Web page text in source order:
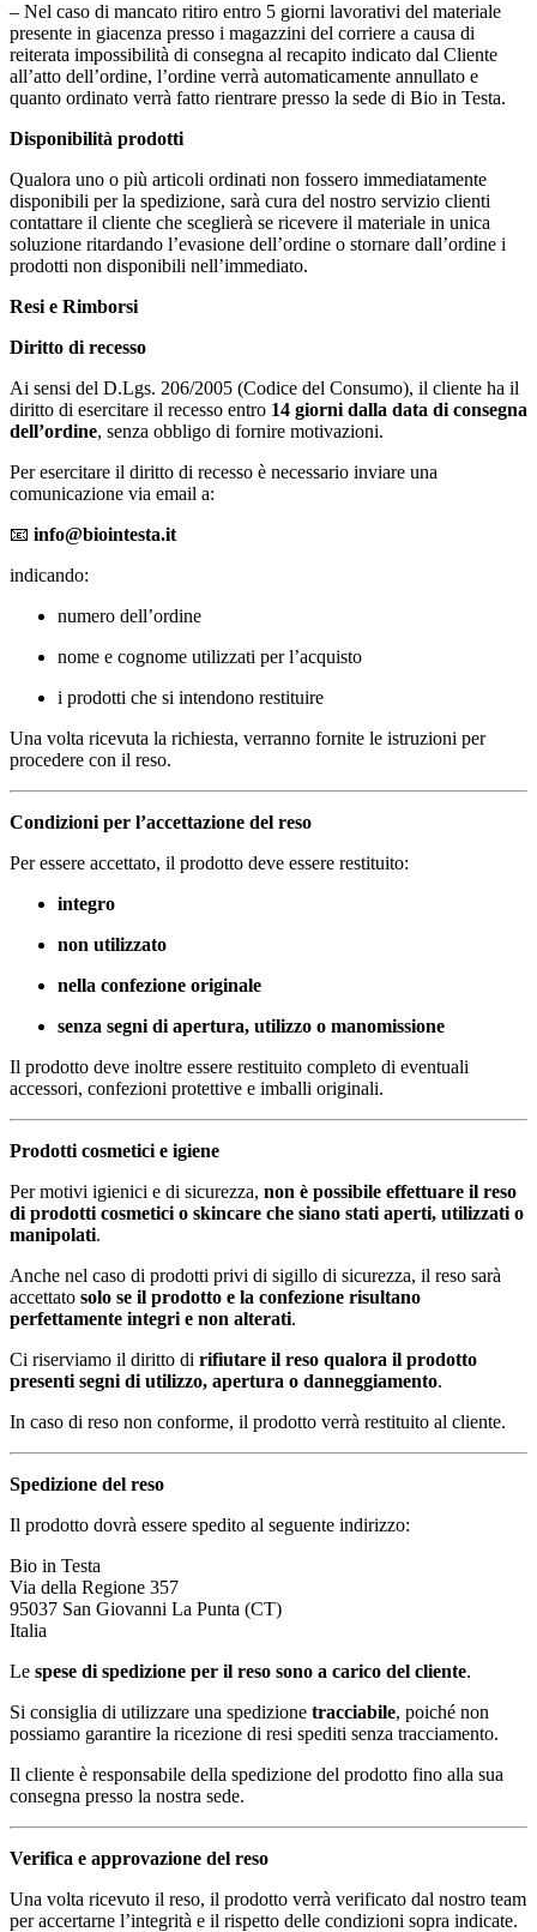
– Nel caso di mancato ritiro entro 5 giorni lavorativi del materiale
presente in giacenza presso i magazzini del corriere a causa di
reiterata impossibilità di consegna al recapito indicato dal Cliente
all’atto dell’ordine, l’ordine verrà automaticamente annullato e
quanto ordinato verrà fatto rientrare presso la sede di Bio in Testa.
Disponibilità prodotti
Qualora uno o più articoli ordinati non fossero immediatamente
disponibili per la spedizione, sarà cura del nostro servizio clienti
contattare il cliente che sceglierà se ricevere il materiale in unica
soluzione ritardando l’evasione dell’ordine o stornare dall’ordine i
prodotti non disponibili nell’immediato.
Resi e Rimborsi
Diritto di recesso
Ai sensi del D.Lgs. 206/2005 (Codice del Consumo), il cliente ha il
diritto di esercitare il recesso entro 14 giorni dalla data di consegna
dell’ordine, senza obbligo di fornire motivazioni.
Per esercitare il diritto di recesso è necessario inviare una
comunicazione via email a:
📧 info@biointesta.it
indicando:
numero dell’ordine
nome e cognome utilizzati per l’acquisto
i prodotti che si intendono restituire
Una volta ricevuta la richiesta, verranno fornite le istruzioni per
procedere con il reso.
Condizioni per l’accettazione del reso
Per essere accettato, il prodotto deve essere restituito:
integro
non utilizzato
nella confezione originale
senza segni di apertura, utilizzo o manomissione
Il prodotto deve inoltre essere restituito completo di eventuali
accessori, confezioni protettive e imballi originali.
Prodotti cosmetici e igiene
Per motivi igienici e di sicurezza, non è possibile effettuare il reso
di prodotti cosmetici o skincare che siano stati aperti, utilizzati o
manipolati.
Anche nel caso di prodotti privi di sigillo di sicurezza, il reso sarà
accettato solo se il prodotto e la confezione risultano
perfettamente integri e non alterati.
Ci riserviamo il diritto di rifiutare il reso qualora il prodotto
presenti segni di utilizzo, apertura o danneggiamento.
In caso di reso non conforme, il prodotto verrà restituito al cliente.
Spedizione del reso
Il prodotto dovrà essere spedito al seguente indirizzo:
Bio in Testa
Via della Regione 357
95037 San Giovanni La Punta (CT)
Italia
Le spese di spedizione per il reso sono a carico del cliente.
Si consiglia di utilizzare una spedizione tracciabile, poiché non
possiamo garantire la ricezione di resi spediti senza tracciamento.
Il cliente è responsabile della spedizione del prodotto fino alla sua
consegna presso la nostra sede.
Verifica e approvazione del reso
Una volta ricevuto il reso, il prodotto verrà verificato dal nostro team
per accertarne l’integrità e il rispetto delle condizioni sopra indicate.